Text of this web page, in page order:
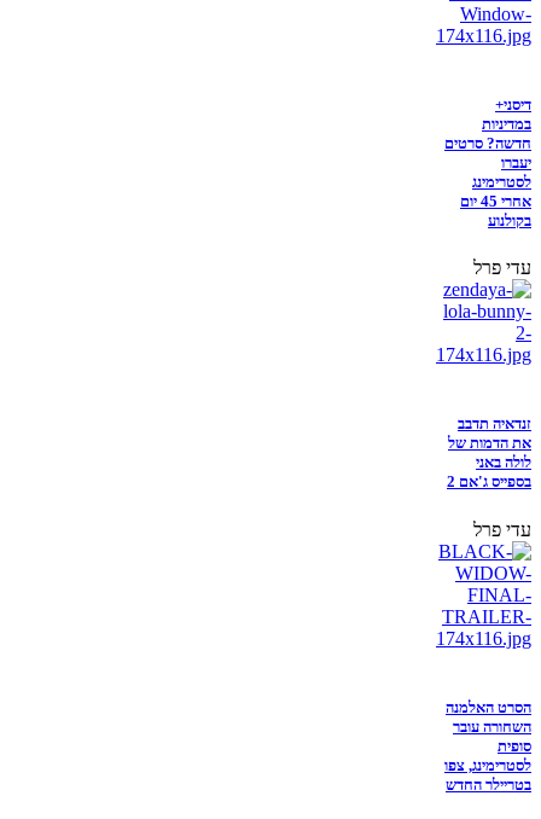
דיסני+
במדיניות
חדשה? סרטים
יעברו
לסטרימינג
אחרי 45 יום
בקולנוע
עדי פרל
זנדאיה תדבב
את הדמות של
לולה באני
בספייס ג'אם 2
עדי פרל
הסרט האלמנה
השחורה עובר
סופית
לסטרימינג, צפו
בטריילר החדש